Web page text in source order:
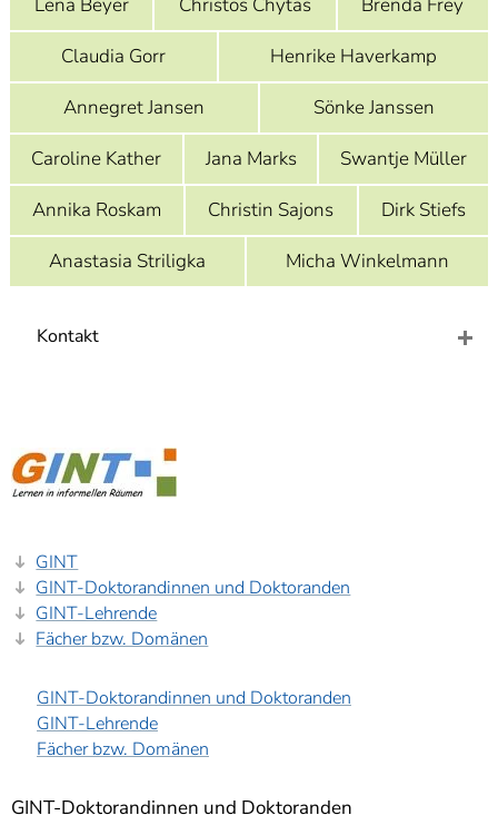
]
Informationen zur
Barrierefreiheit
Claudia Gorr
Henrike Haverkamp
Annegret Jansen
Sönke Janssen
Caroline Kather
Jana Marks
Swantje Müller
Annika Roskam
Christin Sajons
Dirk Stiefs
Anastasia Striligka
Micha Winkelmann
Kontakt
GINT
GINT-Doktorandinnen und Doktoranden
GINT-Lehrende
Fächer bzw. Domänen
GINT-Doktorandinnen und Doktoranden
GINT-Lehrende
Fächer bzw. Domänen
GINT-Doktorandinnen und Doktoranden